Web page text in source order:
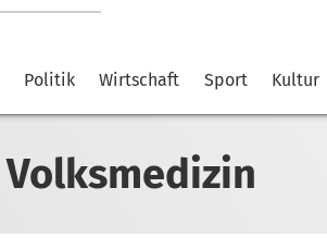
Politik Wirtschaft Sport Kultur
Volksmedizin